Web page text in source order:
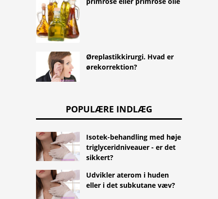
Øreplastikkirurgi. Hvad er
ørekorrektion?
POPULÆRE INDLÆG
Isotek-behandling med høje
triglyceridniveauer - er det
sikkert?
Udvikler aterom i huden
eller i det subkutane væv?